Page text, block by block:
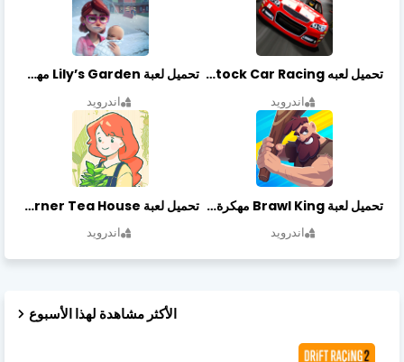
تحميل لعبه Stock Car Racing مهكرة أخر إصدار
اندرويد
تحميل لعبة Lily’s Garden مهكرة أخر إصدار
اندرويد
تحميل لعبة Brawl King مهكرة أخر إصدار
اندرويد
تحميل لعبة Little Corner Tea House مهكرة أخر إصدار
اندرويد
الأكثر مشاهدة لهذا الأسبوع